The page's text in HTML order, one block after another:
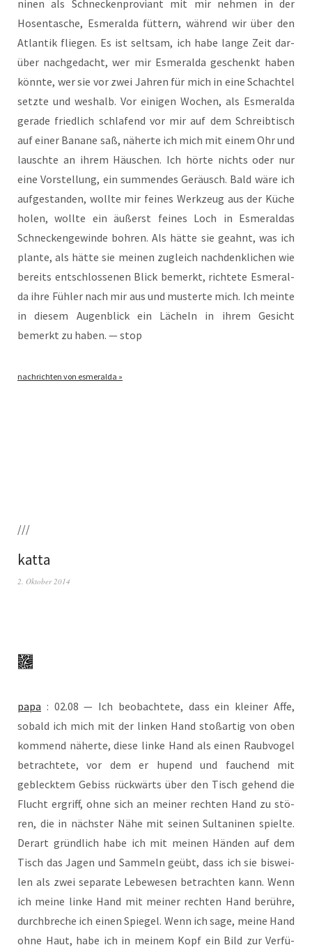
ni­nen als Schne­cken­pro­vi­ant mit mir neh­men in der
Hosen­ta­sche, Esme­ral­da füt­tern, wäh­rend wir über den
Atlan­tik flie­gen. Es ist selt­sam, ich habe lan­ge Zeit dar­
über nach­ge­dacht, wer mir Esme­ral­da geschenkt haben
könn­te, wer sie vor zwei Jah­ren für mich in eine Schach­tel
setz­te und wes­halb. Vor eini­gen Wochen, als Esme­ral­da
gera­de fried­lich schla­fend vor mir auf dem Schreib­tisch
auf einer Bana­ne saß, näher­te ich mich mit einem Ohr und
lausch­te an ihrem Häus­chen. Ich hör­te nichts oder nur
eine Vor­stel­lung, ein sum­men­des Geräusch. Bald wäre ich
auf­ge­stan­den, woll­te mir fei­nes Werk­zeug aus der Küche
holen, woll­te ein äußerst fei­nes Loch in Esme­ral­das
Schne­cken­ge­win­de boh­ren. Als hät­te sie geahnt, was ich
plan­te, als hät­te sie mei­nen zugleich nach­denk­li­chen wie
bereits ent­schlos­se­nen Blick bemerkt, rich­te­te Esme­ral­
da ihre Füh­ler nach mir aus und mus­ter­te mich. Ich mein­te
in die­sem Augen­blick ein Lächeln in ihrem Gesicht
bemerkt zu haben. — stop
nach­rich­ten von esmeralda »
///
katta
2. Oktober 2014
papa : 02.08 — Ich beob­ach­te­te, dass ein klei­ner Affe,
sobald ich mich mit der lin­ken Hand stoß­ar­tig von oben
kom­mend näher­te, die­se lin­ke Hand als einen Raub­vo­gel
betrach­te­te, vor dem er hupend und fau­chend mit
gebleck­tem Gebiss rück­wärts über den Tisch gehend die
Flucht ergriff, ohne sich an mei­ner rech­ten Hand zu stö­
ren, die in nächs­ter Nähe mit sei­nen Sul­ta­ni­nen spiel­te.
Der­art gründ­lich habe ich mit mei­nen Hän­den auf dem
Tisch das Jagen und Sam­meln geübt, dass ich sie bis­wei­
len als zwei sepa­ra­te Lebe­we­sen betrach­ten kann. Wenn
ich mei­ne lin­ke Hand mit mei­ner rech­ten Hand berüh­re,
durch­bre­che ich einen Spie­gel. Wenn ich sage, mei­ne Hand
ohne Haut, habe ich in mei­nem Kopf ein Bild zur Ver­fü­